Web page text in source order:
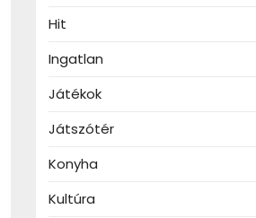
Hit
Ingatlan
Játékok
Játszótér
Konyha
Kultúra